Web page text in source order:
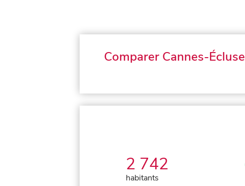
Comparer Cannes-Écluse
2 742
habitants